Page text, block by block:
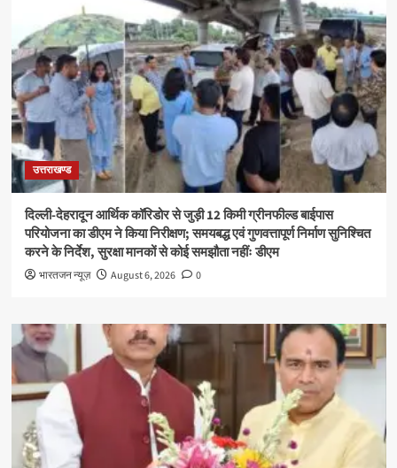
उत्तराखण्ड
दिल्ली-देहरादून आर्थिक कॉरिडोर से जुड़ी 12 किमी ग्रीनफील्ड बाईपास
परियोजना का डीएम ने किया निरीक्षण; समयबद्ध एवं गुणवत्तापूर्ण निर्माण सुनिश्चित
करने के निर्देश, सुरक्षा मानकों से कोई समझौता नहींः डीएम
भारतजन न्यूज़ August 6, 2026 0